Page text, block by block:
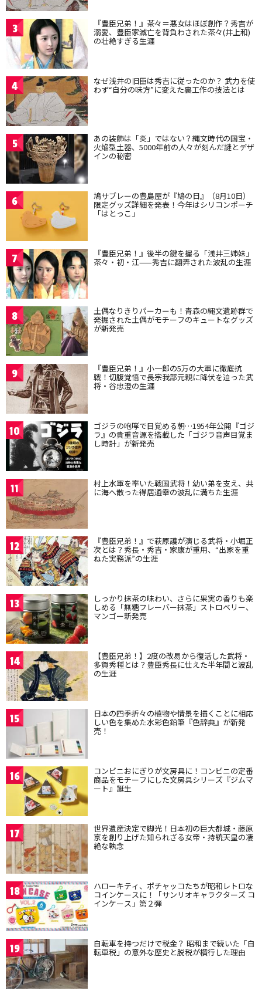
3 『豊臣兄弟！』茶々＝悪女はほぼ創作？秀吉が
溺愛、豊臣家滅亡を背負わされた茶々(井上和)
の壮絶すぎる生涯
4 なぜ浅井の旧臣は秀吉に従ったのか？ 武力を使
わず“自分の味方”に変えた裏工作の技法とは
5 あの装飾は「炎」ではない？縄文時代の国宝・
火焔型土器、5000年前の人々が刻んだ謎とデザ
インの秘密
6 鳩サブレーの豊島屋が『鳩の日』（8月10日）
限定グッズ詳細を発表！今年はシリコンポーチ
「はとっこ」
7 『豊臣兄弟！』後半の鍵を握る「浅井三姉妹」
茶々・初・江——秀吉に翻弄された波乱の生涯
8 土偶なりきりパーカーも！青森の縄文遺跡群で
発掘された土偶がモチーフのキュートなグッズ
が新発売
9 『豊臣兄弟！』小一郎の5万の大軍に徹底抗
戦！切腹覚悟で長宗我部元親に降伏を迫った武
将・谷忠澄の生涯
10 ゴジラの咆哮で目覚める朝…1954年公開『ゴジ
ラ』の貴重音源を搭載した「ゴジラ音声目覚ま
し時計」が新発売
11 村上水軍を率いた戦国武将！幼い弟を支え、共
に海へ散った得居通幸の波乱に満ちた生涯
12 『豊臣兄弟！』で萩原護が演じる武将・小堀正
次とは？秀長・秀吉・家康が重用、“出家を重
ねた実務派”の生涯
13 しっかり抹茶の味わい、さらに果実の香りも楽
しめる「無糖フレーバー抹茶」ストロベリー、
マンゴー新発売
14 【豊臣兄弟！】2度の改易から復活した武将・
多賀秀種とは？豊臣秀長に仕えた半年間と波乱
の生涯
15 日本の四季折々の植物や情景を描くことに相応
しい色を集めた水彩色鉛筆『色辞典』が新発
売！
16 コンビニおにぎりが文房具に！コンビニの定番
商品をモチーフにした文房具シリーズ『ジムマ
ート』誕生
17 世界遺産決定で脚光！日本初の巨大都城・藤原
京を創り上げた知られざる女帝・持統天皇の凄
絶な執念
18 ハローキティ、ポチャッコたちが昭和レトロな
コインケースに！「サンリオキャラクターズ コ
インケース」第２弾
19 自転車を持つだけで税金？ 昭和まで続いた「自
転車税」の意外な歴史と脱税が横行した理由